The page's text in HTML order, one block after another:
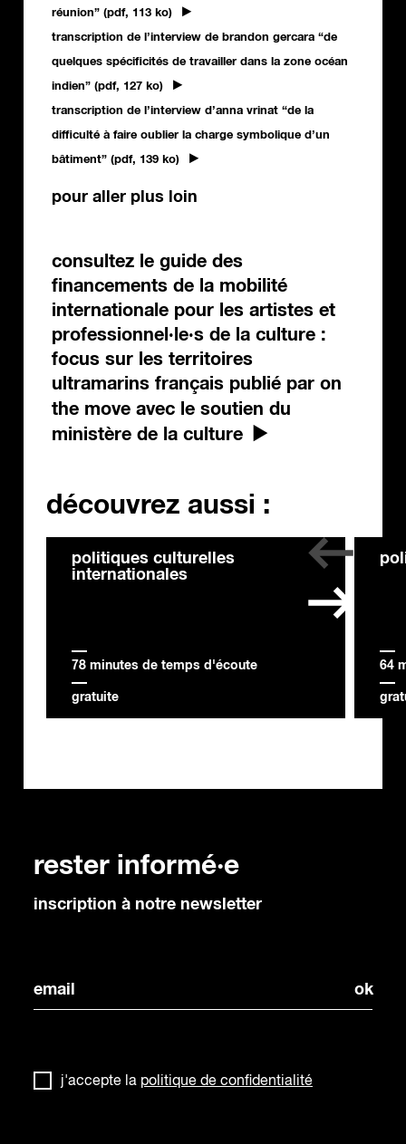
réunion” (pdf, 113 ko)
transcription de l’interview de brandon gercara “de
quelques spécificités de travailler dans la zone océan
indien” (pdf, 127 ko)
transcription de l’interview d’anna vrinat “de la
difficulté à faire oublier la charge symbolique d’un
bâtiment” (pdf, 139 ko)
pour aller plus loin
consultez le guide des
financements de la mobilité
internationale pour les artistes et
professionnel·le·s de la culture :
focus sur les territoires
ultramarins français publié par on
the move avec le soutien du
ministère de la culture
découvrez aussi :
politiques culturelles
internationales
78 minutes de temps d'écoute
gratuite
64
rester informé·e
inscription à notre newsletter
j'accepte la politique de confidentialité